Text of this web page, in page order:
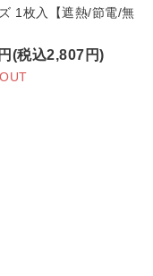
1枚入【遮熱/節電/無
(税込2,807円)